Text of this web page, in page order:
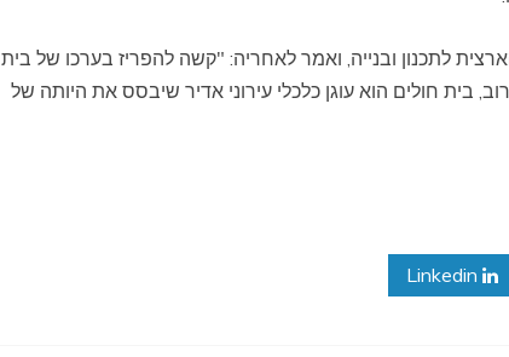
לתכנון ובנייה, ואמר לאחריה: "קשה להפריז בערכו של בית
בית חולים הוא עוגן כלכלי עירוני אדיר שיבסס את היותה של